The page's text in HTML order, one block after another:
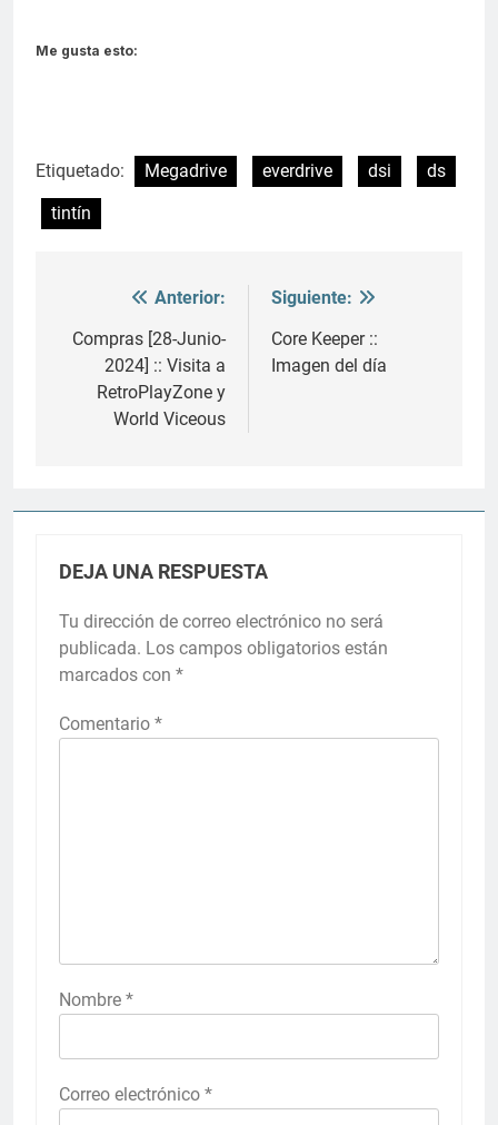
Me gusta esto:
Etiquetado: Megadrive everdrive dsi
ds
tintín
Navegación
de
entradas
Anterior:
Compras [28-Junio-
2024] :: Visita a
RetroPlayZone y
World Viceous
Siguiente:
Core Keeper ::
Imagen del día
DEJA UNA RESPUESTA
Tu dirección de correo electrónico no será
publicada. Los campos obligatorios están
marcados con *
Comentario *
Nombre *
Correo electrónico *